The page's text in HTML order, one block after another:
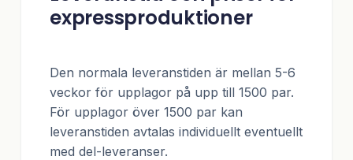
expressproduktioner
Den normala leveranstiden är mellan 5-6
veckor för upplagor på upp till 1500 par.
För upplagor över 1500 par kan
leveranstiden avtalas individuellt eventuellt
med del-leveranser.